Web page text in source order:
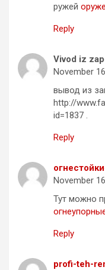
ружей
Reply
Vivod iz
November
вывод из
http://
id=1837 .
Reply
November
Тут можно
Reply
profi-teh-